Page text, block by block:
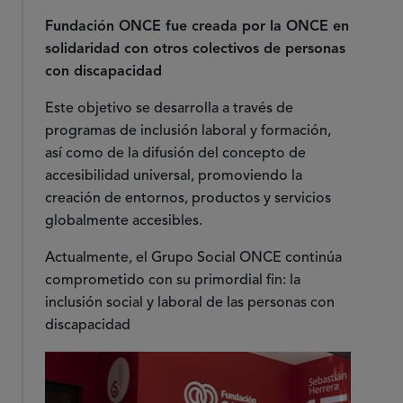
Fundación ONCE fue creada por la ONCE en
solidaridad con otros colectivos de personas
con discapacidad
Este objetivo se desarrolla a través de
programas de inclusión laboral y formación,
así como de la difusión del concepto de
accesibilidad universal, promoviendo la
creación de entornos, productos y servicios
globalmente accesibles.
Actualmente, el Grupo Social ONCE continúa
comprometido con su primordial fin: la
inclusión social y laboral de las personas con
discapacidad